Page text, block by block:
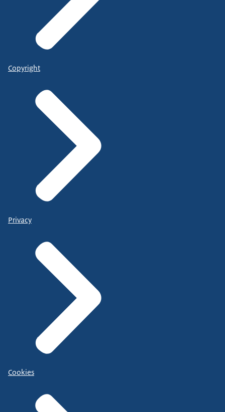
Copyright
Privacy
Cookies